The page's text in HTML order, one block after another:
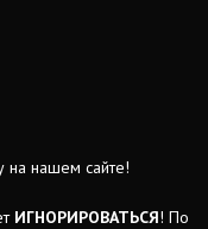
на нашем сайте!
ИГНОРИРОВАТЬСЯ! По